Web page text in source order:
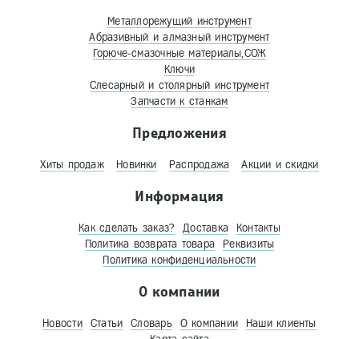
Металлорежущий инструмент
Абразивный и алмазный инструмент
Горюче-смазочные материалы,СОЖ
Ключи
Слесарный и столярный инструмент
Запчасти к станкам
Предложения
Хиты продаж Новинки Распродажа Акции и скидки
Информация
Как сделать заказ? Доставка
Контакты
Политика возврата товара
Реквизиты
Политика конфиденциальности
О компании
Новости Статьи Словарь О компании
Наши клиенты